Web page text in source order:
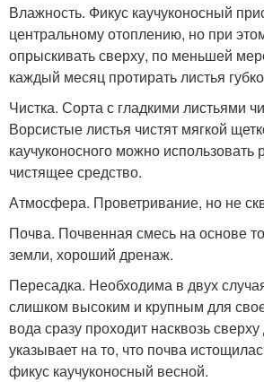
Влажность. Фикус каучуконосный
центральному отоплению, но при
опрыскивать сверху, по меньшей
каждый месяц протирать листья
Чистка. Сорта с гладкими листьями
Ворсистые листья чистят мягкой
каучуконосного можно использовать
чистящее средство.
Атмосфера. Проветривание, но не
Почва. Почвенная смесь на основе
земли, хороший дренаж.
Пересадка. Необходима в двух
слишком высоким и крупным для
вода сразу проходит насквозь
указывает на то, что почва
фикус каучуконосный весной.